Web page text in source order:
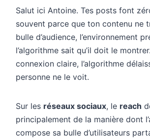
Salut ici Antoine. Tes posts font
souvent parce que ton contenu ne
bulle d’audience, l’environnement
l’algorithme sait qu’il doit le
connexion claire, l’algorithme
personne ne le voit.
Sur les réseaux sociaux, le reach
principalement de la manière dont
compose sa bulle d’utilisateurs